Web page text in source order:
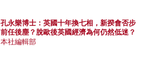
孔永樂博士：英國十年換七相，新揆會否步
前任後塵？脫歐後英國經濟為何仍然低迷？
本社編輯部